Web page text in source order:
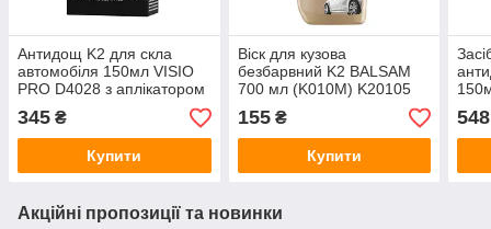
Антидощ K2 для скла
автомобіля 150мл VISIO
PRO D4028 з аплікатором
і мікрофіброю
345 ₴
Купити
Віск для кузова
безбарвний K2 BALSAM
700 мл (K010M) K20105
155₴
Купити
548
Акційні пропозиції та новинки